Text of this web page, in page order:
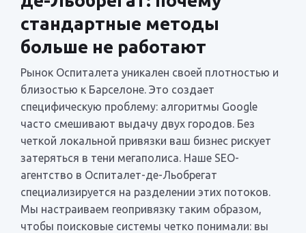
стандартные методы
больше не работают
Рынок Оспиталета уникален своей плотностью и
близостью к Барселоне. Это создает
специфическую проблему: алгоритмы Google
часто смешивают выдачу двух городов. Без
четкой локальной привязки ваш бизнес рискует
затеряться в тени мегаполиса. Наше SEO-
агентство в Оспиталет-де-Льобрегат
специализируется на разделении этих потоков.
Мы настраиваем геопривязку таким образом,
чтобы поисковые системы четко понимали: вы